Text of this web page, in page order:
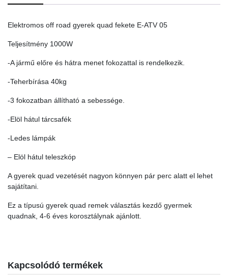
05
Elektromos off road gyerek quad fekete E-ATV 05
Teljesítmény 1000W
-A jármű előre és hátra menet fokozattal is rendelkezik.
-Teherbírása 40kg
-3 fokozatban állítható a sebessége.
-Elöl hátul tárcsafék
-Ledes lámpák
– Elöl hátul teleszkóp
A gyerek quad vezetését nagyon könnyen pár perc alatt el lehet
sajátítani.
Ez a típusú gyerek quad remek választás kezdő gyermek
quadnak, 4-6 éves korosztálynak ajánlott.
Kapcsolódó termékek